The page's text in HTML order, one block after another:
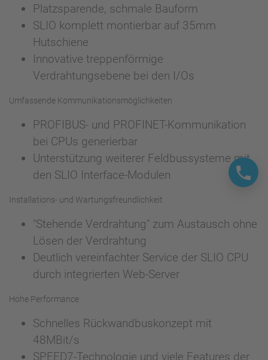
Platzsparende, schmale Bauform
SLIO komplett montierbar auf 35mm
Hutschiene
Innovative treppenförmige
Verdrahtungsebene bei den I/Os
Umfassende Kommunikationsmöglichkeiten
PROFIBUS- und PROFINET-Kommunikation
bei CPUs generierbar
Unterstützung weiterer Feldbussysteme mit
den SLIO Interface-Modulen
Installations- und Wartungsfreundlichkeit
"Stehende Verdrahtung" zum Austausch ohne
Lösen der Verdrahtung
Deutlich vereinfachter Service der SLIO CPU
durch integrierten Web-Server
Hohe Performance
Schnelles Rückwandbuskonzept mit
48MBit/s
SPEED7-Technologie und viele Features der